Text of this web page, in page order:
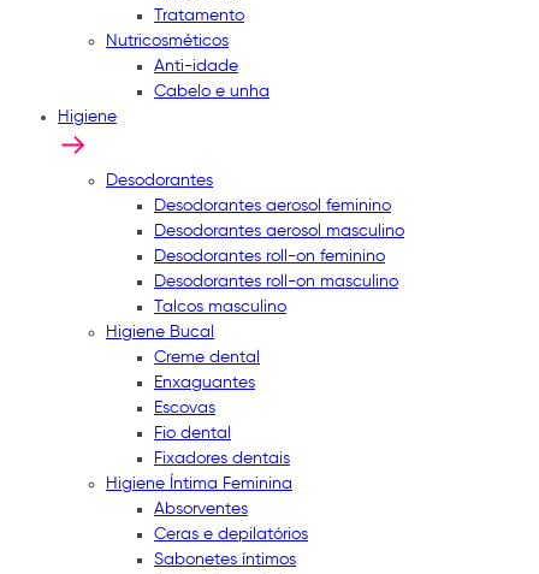
Tratamento
Nutricosméticos
Anti-idade
Cabelo e unha
Higiene
Desodorantes
Desodorantes aerosol feminino
Desodorantes aerosol masculino
Desodorantes roll-on feminino
Desodorantes roll-on masculino
Talcos masculino
Higiene Bucal
Creme dental
Enxaguantes
Escovas
Fio dental
Fixadores dentais
Higiene Íntima Feminina
Absorventes
Ceras e depilatórios
Sabonetes íntimos